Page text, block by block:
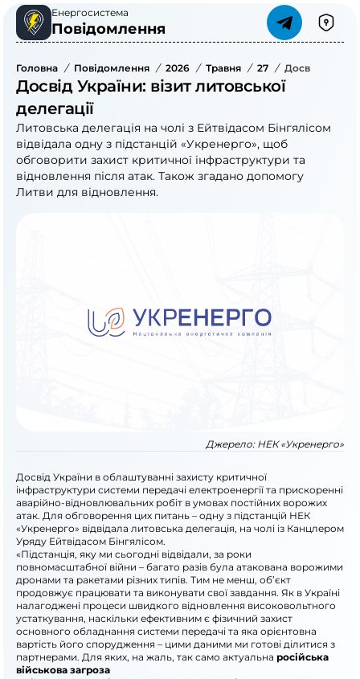
Енергосистема
Повідомлення
Головна / Повідомлення / 2026 / Травня / 27 / Досвід
Досвід України: візит литовської
делегації
Литовська делегація на чолі з Ейтвідасом Бінгялісом
відвідала одну з підстанцій «Укренерго», щоб
обговорити захист критичної інфраструктури та
відновлення після атак. Також згадано допомогу
Литви для відновлення.
Джерело: НЕК «Укренерго»
Досвід України в облаштуванні захисту критичної
інфраструктури системи передачі електроенергії та прискоренні
аварійно-відновлювальних робіт в умовах постійних ворожих
атак. Для обговорення цих питань – одну з підстанцій НЕК
«Укренерго» відвідала литовська делегація, на чолі із Канцлером
Уряду Ейтвідасом Бінгялісом.
«Підстанція, яку ми сьогодні відвідали, за роки
повномасштабної війни – багато разів була атакована ворожими
дронами та ракетами різних типів. Тим не менш, об’єкт
продовжує працювати та виконувати свої завдання. Як в Україні
налагоджені процеси швидкого відновлення високовольтного
устаткування, наскільки ефективним є фізичний захист
основного обладнання системи передачі та яка орієнтовна
вартість його спорудження – цими даними ми готові ділитися з
партнерами. Для яких, на жаль, так само актуальна російська
військова загроза